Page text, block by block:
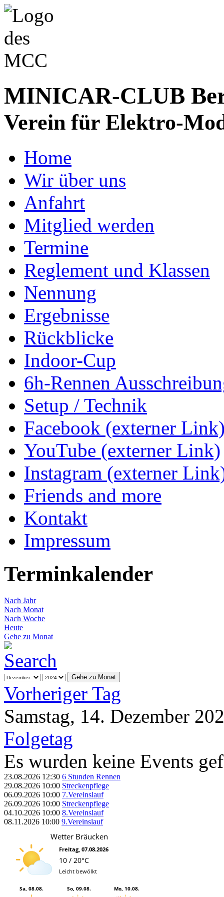
MINICAR-CLUB
Verein für Elektro-
Home
Wir über uns
Anfahrt
Mitglied werden
Termine
Reglement und Klassen
Nennung
Ergebnisse
Rückblicke
Indoor-Cup
6h-Rennen
Setup / Technik
Facebook (externer
YouTube (externer Link)
Instagram (externer
Friends and more
Kontakt
Impressum
Terminkalender
Nach Jahr
Nach Monat
Nach Woche
Heute
Gehe zu Monat
Gehe zu Monat
Vorheriger Tag
Samstag, 14. Dezember
Folgetag
Es wurden keine Events
23.08.2026 12:30 6 Stunden Rennen
29.08.2026 10:00 Streckenpflege
06.09.2026 10:00 7.Vereinslauf
26.09.2026 10:00 Streckenpflege
04.10.2026 10:00 8.Vereinslauf
08.11.2026 10:00 9.Vereinslauf
Wetter Bräucken
Freitag, 07.08.2026
10 / 20°C
Leicht bewölkt
Sa, 08.08. So, 09.08. Mo, 10.08.